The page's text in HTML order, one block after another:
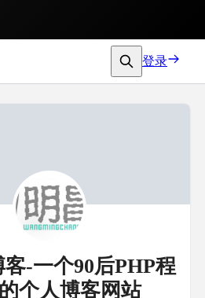
登录
-一个90后PHP程
个人博客网站